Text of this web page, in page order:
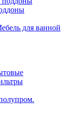
для ванной